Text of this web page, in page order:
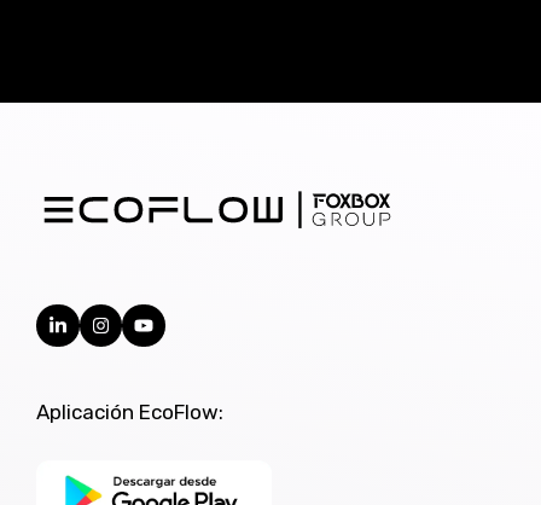
Aplicación EcoFlow: